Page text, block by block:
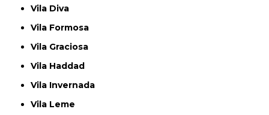
Vila Diva
Vila Formosa
Vila Graciosa
Vila Haddad
Vila Invernada
Vila Leme